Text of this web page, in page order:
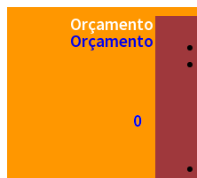
Orçamento
0
Orçamento
0